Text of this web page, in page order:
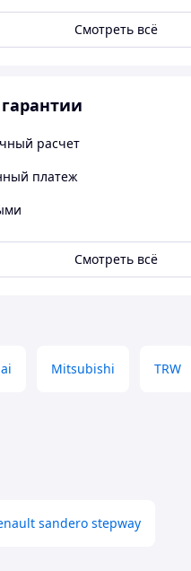
Смотреть всё
расчет
платеж
Смотреть всё
Mitsubishi TRW
sandero stepway